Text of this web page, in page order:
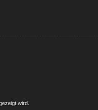
wird.